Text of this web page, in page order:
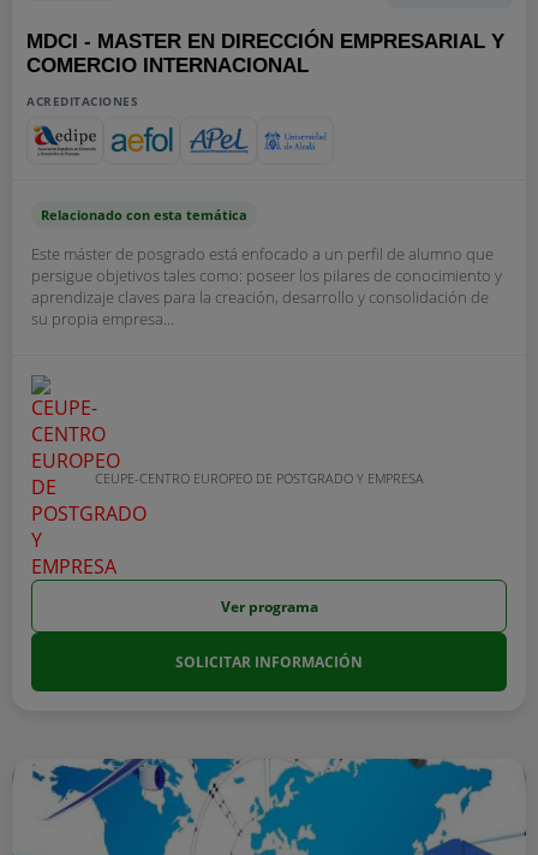
MDCI - MASTER EN DIRECCIÓN EMPRESARIAL Y
COMERCIO INTERNACIONAL
ACREDITACIONES
Relacionado con esta temática
Este máster de posgrado está enfocado a un perfil de alumno que
persigue objetivos tales como: poseer los pilares de conocimiento y
aprendizaje claves para la creación, desarrollo y consolidación de
su propia empresa...
CEUPE-CENTRO EUROPEO DE POSTGRADO Y EMPRESA
Ver programa
SOLICITAR INFORMACIÓN